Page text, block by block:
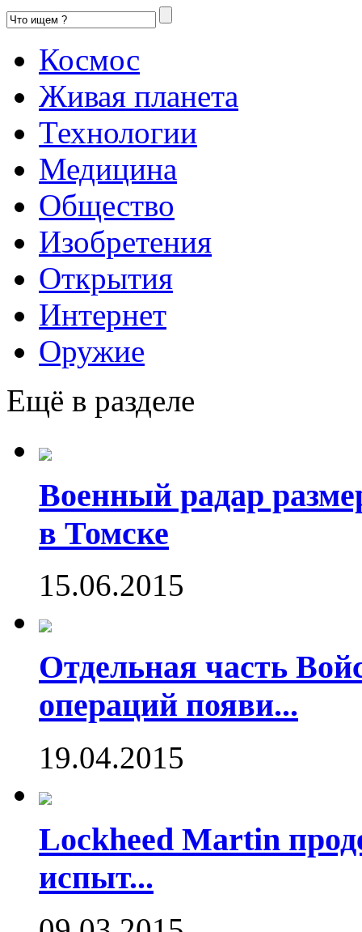
Космос
Живая планета
Технологии
Медицина
Общество
Изобретения
Открытия
Интернет
Оружие
Ещё в разделе
Военный радар
в Томске
15.06.2015
Отдельная часть
операций появи...
19.04.2015
Lockheed Martin
испыт...